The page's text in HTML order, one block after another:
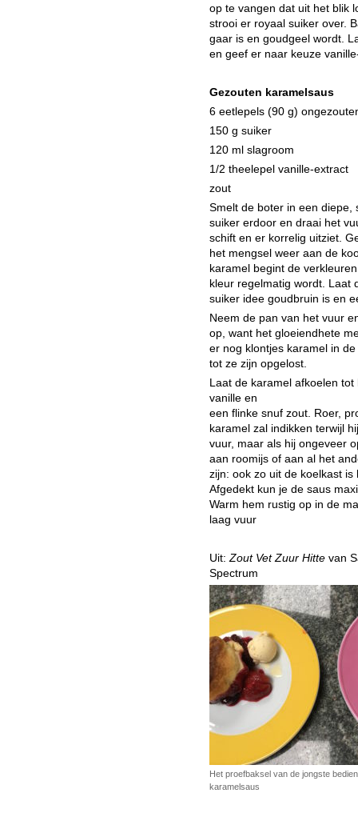
op te vangen dat uit het blik
strooi er royaal suiker over.
gaar is en goudgeel wordt.
en geef er naar keuze
Gezouten karamelsaus
6 eetlepels (90 g)
150 g suiker
120 ml slagroom
1/2 theelepel vanille-extract
zout
Smelt de boter in een diepe,
suiker erdoor en draai het
schift en er korrelig uitziet.
het mengsel weer aan de
karamel begint de
kleur regelmatig wordt. Laat
suiker idee goudbruin is en
Neem de pan van het vuur
op, want het gloeiendhete
er nog klontjes karamel in
tot ze zijn opgelost.
Laat de karamel afkoelen
vanille en
een flinke snuf zout. Roer,
karamel zal indikken terwijl
vuur, maar als hij ongeveer
aan roomijs of aan al het
zijn: ook zo uit de koelkast is
Afgedekt kun je de saus
Warm hem rustig op in de
laag vuur
Uit: Zout Vet Zuur Hitte van
Spectrum
Het proefbaksel van de jongste
karamelsaus